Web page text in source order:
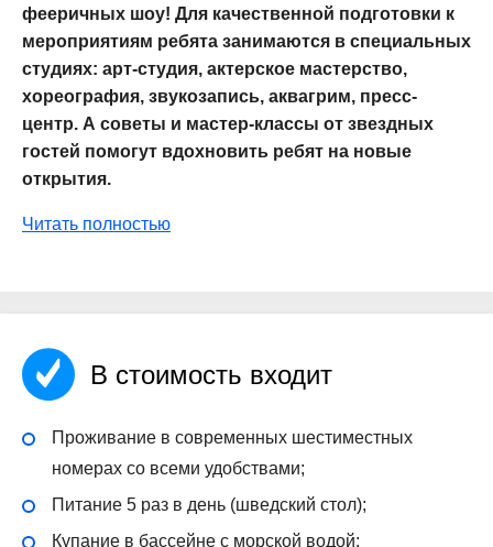
фееричных шоу! Для качественной подготовки к
мероприятиям ребята занимаются в специальных
студиях: арт-студия, актерское мастерство,
хореография, звукозапись, аквагрим, пресс-
центр. А советы и мастер-классы от звездных
гостей помогут вдохновить ребят на новые
открытия.
Читать полностью
В стоимость входит
Проживание в современных шестиместных
номерах со всеми удобствами;
Питание 5 раз в день (шведский стол);
Купание в бассейне с морской водой;